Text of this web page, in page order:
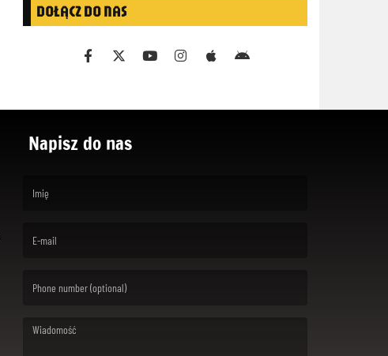
DOŁĄCZ DO NAS
Napisz do nas